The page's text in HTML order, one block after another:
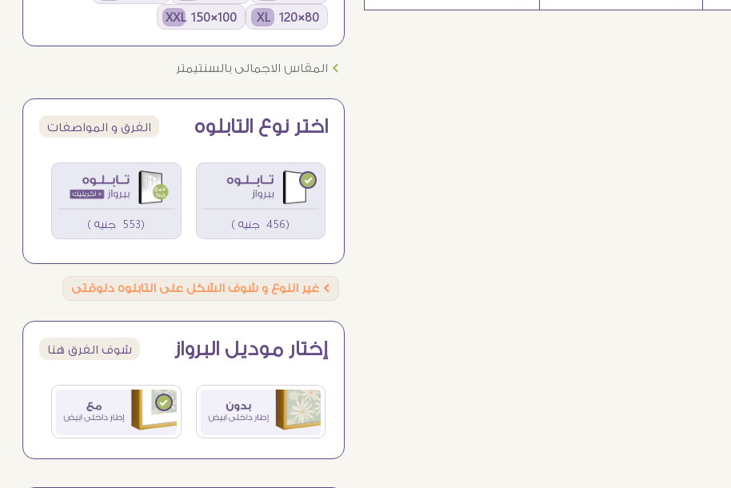
80×120 XL
100×150 XXL
Ö المقاس الاجمالى بالسنتيمتر
اختر نوع التابلوه الفرق و المواصفات
(456 جنيه ) (553 جنيه )
Ö غير النوع و شوف الشكل على التابلوه دلوقتى
إختار موديل البرواز شوف الفرق هنا